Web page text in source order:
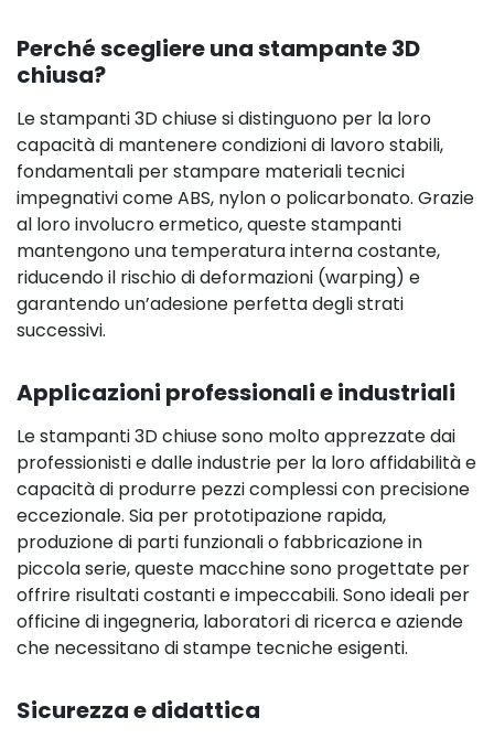
Perché scegliere una stampante 3D
chiusa?
Le stampanti 3D chiuse si distinguono per la loro
capacità di mantenere condizioni di lavoro stabili,
fondamentali per stampare materiali tecnici
impegnativi come ABS, nylon o policarbonato. Grazie
al loro involucro ermetico, queste stampanti
mantengono una temperatura interna costante,
riducendo il rischio di deformazioni (warping) e
garantendo un’adesione perfetta degli strati
successivi.
Applicazioni professionali e industriali
Le stampanti 3D chiuse sono molto apprezzate dai
professionisti e dalle industrie per la loro affidabilità e
capacità di produrre pezzi complessi con precisione
eccezionale. Sia per prototipazione rapida,
produzione di parti funzionali o fabbricazione in
piccola serie, queste macchine sono progettate per
offrire risultati costanti e impeccabili. Sono ideali per
officine di ingegneria, laboratori di ricerca e aziende
che necessitano di stampe tecniche esigenti.
Sicurezza e didattica